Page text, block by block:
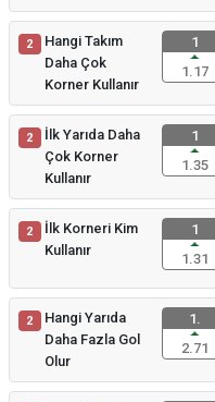
2
Hangi Takım
Daha Çok
Korner Kullanır
1
1.17
2
İlk Yarıda Daha
Çok Korner
Kullanır
1
1.35
2
İlk Korneri Kim
Kullanır
1
1.31
2
Hangi Yarıda
Daha Fazla Gol
Olur
1.
2.71